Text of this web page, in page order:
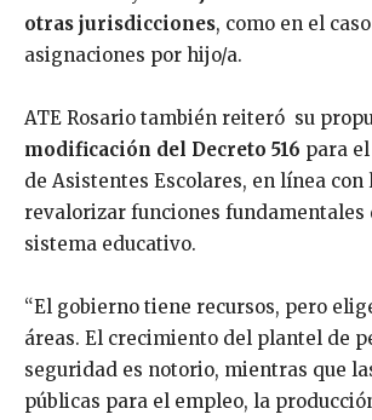
otras jurisdicciones, como en el
asignaciones por hijo/a.
ATE Rosario también reiteró su
modificación del Decreto 516 para
de Asistentes Escolares, en línea con
revalorizar funciones fundamentales
sistema educativo.
“El gobierno tiene recursos, pero
áreas. El crecimiento del plantel de
seguridad es notorio, mientras que
públicas para el empleo, la